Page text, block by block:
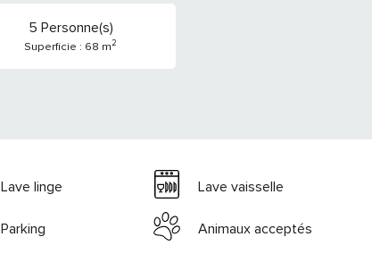
5 Personne(s)
Superficie : 68 m2
Lave linge Lave vaisselle
Parking Animaux acceptés